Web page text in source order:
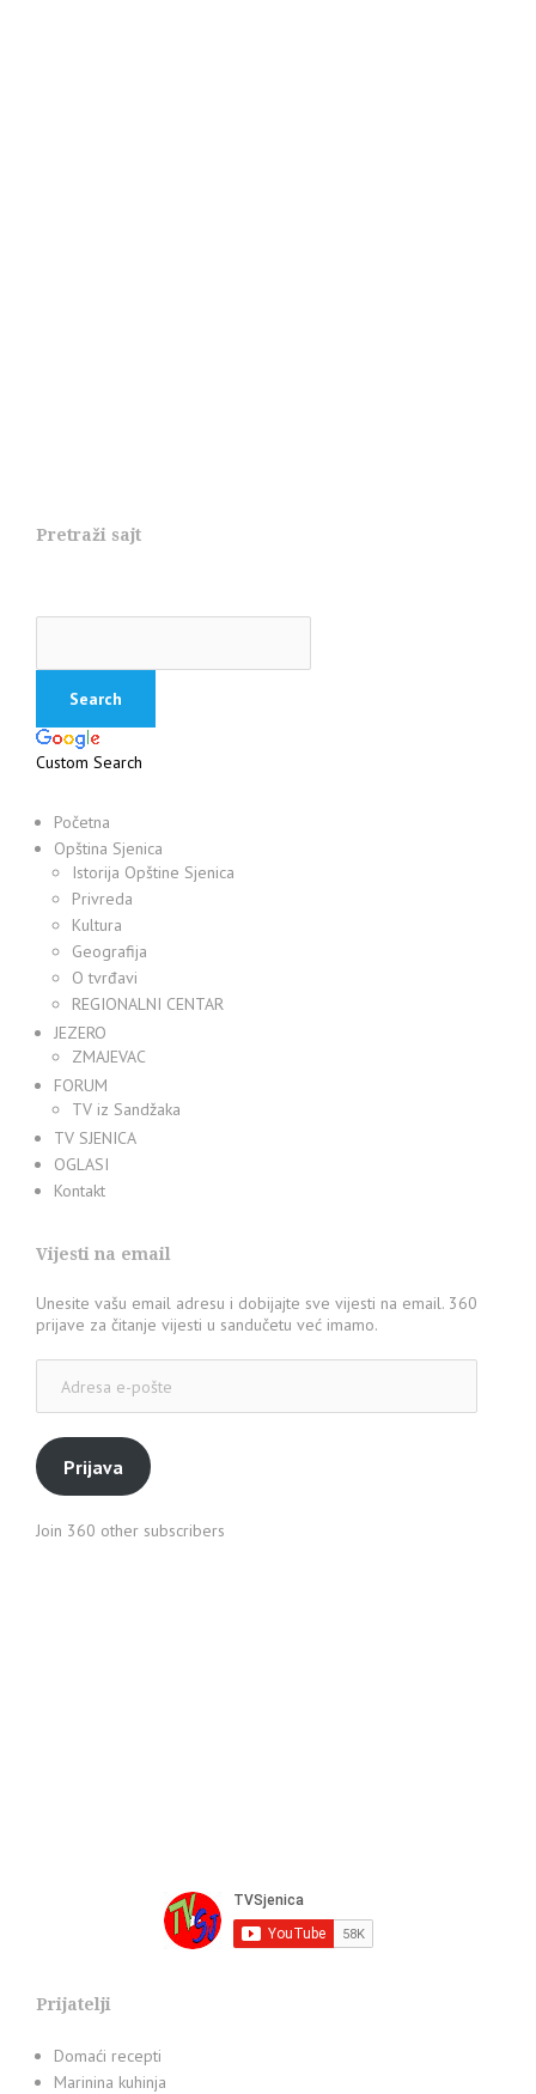
Pretraži sajt
Custom Search
Početna
Opština Sjenica
Istorija Opštine Sjenica
Privreda
Kultura
Geografija
O tvrđavi
REGIONALNI CENTAR
JEZERO
ZMAJEVAC
FORUM
TV iz Sandžaka
TV SJENICA
OGLASI
Kontakt
Vijesti na email
Unesite vašu email adresu i dobijajte sve vijesti na email. 360
prijave za čitanje vijesti u sandučetu već imamo.
pošte
Prijava
Join 360 other subscribers
Prijatelji
Domaći recepti
Marinina kuhinja